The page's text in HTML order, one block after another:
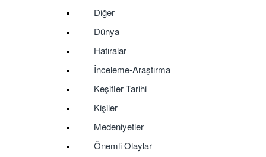
Diğer
Dünya
Hatıralar
İnceleme-Araştırma
Keşifler Tarihi
Kişiler
Medeniyetler
Önemli Olaylar